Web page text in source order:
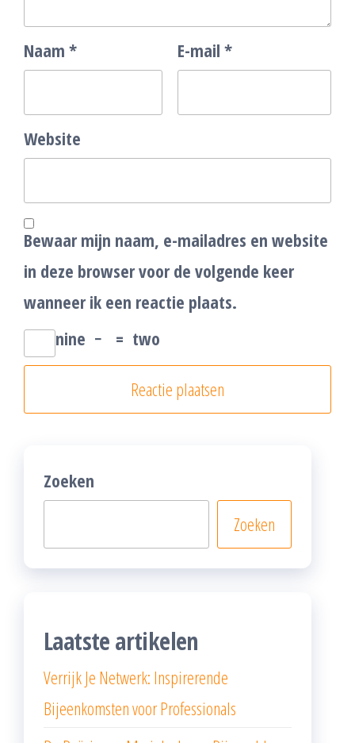
Naam * E-mail *
Website
Bewaar mijn naam, e-mailadres en website
in deze browser voor de volgende keer
wanneer ik een reactie plaats.
nine − = two
Zoeken
Zoeken
Laatste artikelen
Verrijk Je Netwerk: Inspirerende
Bijeenkomsten voor Professionals